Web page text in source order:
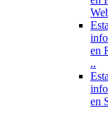
en
..
en